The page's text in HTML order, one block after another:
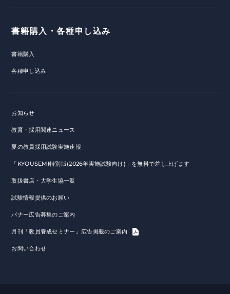
書籍購入・各種申し込み
書籍購入
各種申し込み
お知らせ
教育・採用関連ニュース
夏の教員採用試験実施速報
「KYOUSEMI特別版(2026年実施試験向け)」を無料で差し上げます
取扱書店・大学生協一覧
試験情報提供のお願い
バナー広告募集のご案内
月刊「教員養成セミナー」広告掲載のご案内
お問い合わせ